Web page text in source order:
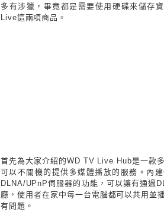
多有涉獵，畢竟都是需要使用硬碟來儲存
Live這兩項商品。
首先為大家介紹的WD TV Live Hub是一款
可以不關機的提供多媒體播放的服務。內
DLNA/UPnP伺服器的功能，可以讓有通過
廳，使用者在家中每一台電腦都可以共用並
有問題。